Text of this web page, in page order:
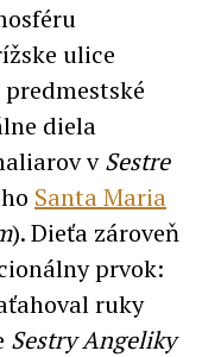
ulice
diela
vSestre
Santa Maria
). Dieťa zároveň
prvok:
ruky
Sestry Angeliky